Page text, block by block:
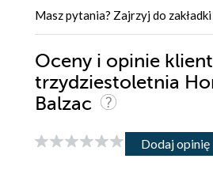
Masz pytania? Zajrzyj do zakładki
Oceny i opinie
trzydziestoletnia
Balzac
Dodaj opinię